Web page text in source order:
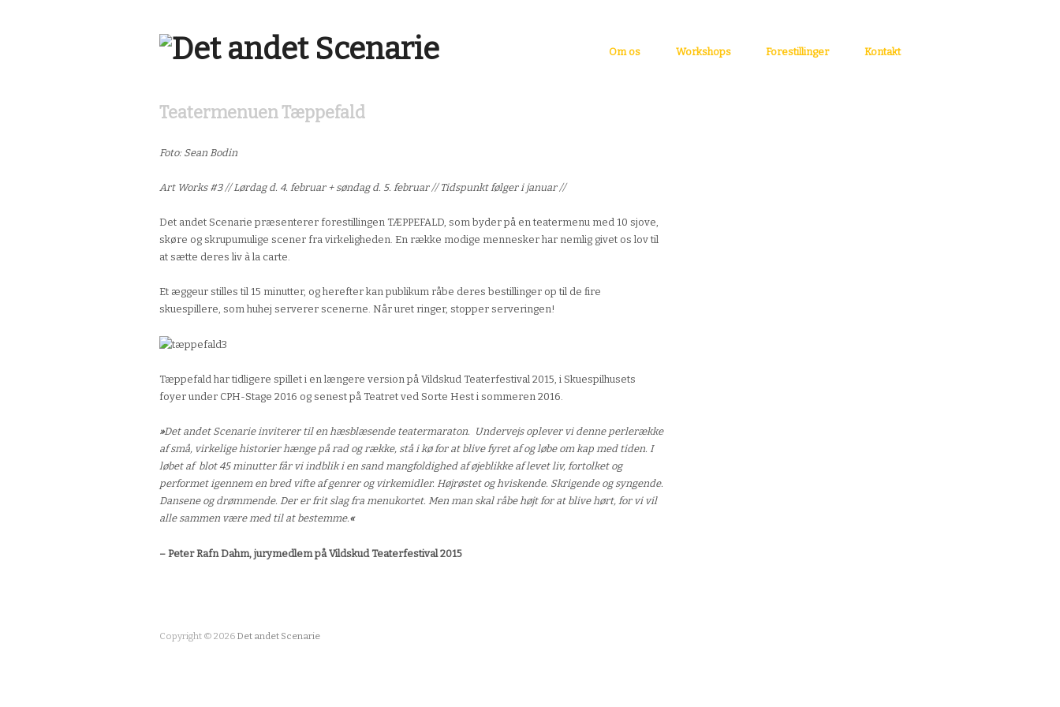
Om os Workshops Forestillinger Kontakt
Teatermenuen Tæppefald
Foto: Sean Bodin
Art Works #3 // Lørdag d. 4. februar + søndag d. 5. februar // Tidspunkt følger i januar //
Det andet Scenarie præsenterer forestillingen TÆPPEFALD, som byder på en teatermenu med 10 sjove,
skøre og skrupumulige scener fra virkeligheden. En række modige mennesker har nemlig givet os lov til
at sætte deres liv à la carte.
Et æggeur stilles til 15 minutter, og herefter kan publikum råbe deres bestillinger op til de fire
skuespillere, som huhej serverer scenerne. Når uret ringer, stopper serveringen!
Tæppefald har tidligere spillet i en længere version på Vildskud Teaterfestival 2015, i Skuespilhusets
foyer under CPH-Stage 2016 og senest på Teatret ved Sorte Hest i sommeren 2016.
»Det andet Scenarie inviterer til en hæsblæsende teatermaraton. Undervejs oplever vi denne perlerække
af små, virkelige historier hænge på rad og række, stå i kø for at blive fyret af og løbe om kap med tiden. I
løbet af blot 45 minutter får vi indblik i en sand mangfoldighed af øjeblikke af levet liv, fortolket og
performet igennem en bred vifte af genrer og virkemidler. Højrøstet og hviskende. Skrigende og syngende.
Dansene og drømmende. Der er frit slag fra menukortet. Men man skal råbe højt for at blive hørt, for vi vil
alle sammen være med til at bestemme.«
– Peter Rafn Dahm, jurymedlem på Vildskud Teaterfestival 2015
Copyright © 2026 Det andet Scenarie